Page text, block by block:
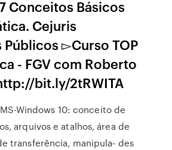
Conceitos Básicos
Cejuris
▻Curso TOP
- FGV com Roberto
bit.ly/2tRWITA
MS-Windows 10: conceito de
arquivos e atalhos, área de
transferência, manipula- des